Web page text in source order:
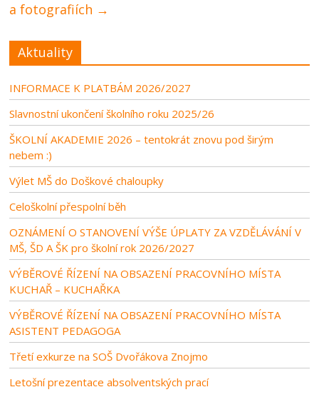
a fotografiích →
Aktuality
INFORMACE K PLATBÁM 2026/2027
Slavnostní ukončení školního roku 2025/26
ŠKOLNÍ AKADEMIE 2026 – tentokrát znovu pod širým
nebem :)
Výlet MŠ do Doškové chaloupky
Celoškolní přespolní běh
OZNÁMENÍ O STANOVENÍ VÝŠE ÚPLATY ZA VZDĚLÁVÁNÍ V
MŠ, ŠD A ŠK pro školní rok 2026/2027
VÝBĚROVÉ ŘÍZENÍ NA OBSAZENÍ PRACOVNÍHO MÍSTA
KUCHAŘ – KUCHAŘKA
VÝBĚROVÉ ŘÍZENÍ NA OBSAZENÍ PRACOVNÍHO MÍSTA
ASISTENT PEDAGOGA
Třetí exkurze na SOŠ Dvořákova Znojmo
Letošní prezentace absolventských prací